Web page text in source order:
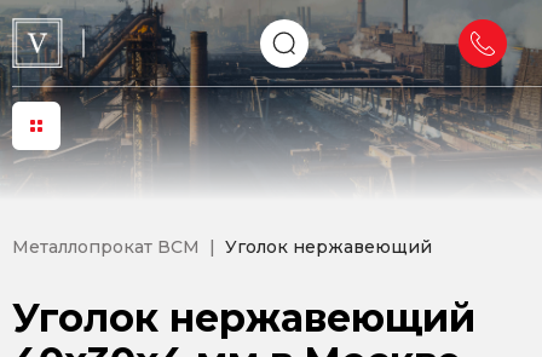
Металлопрокат ВСМ Уголок нержавеющий
Уголок нержавеющий